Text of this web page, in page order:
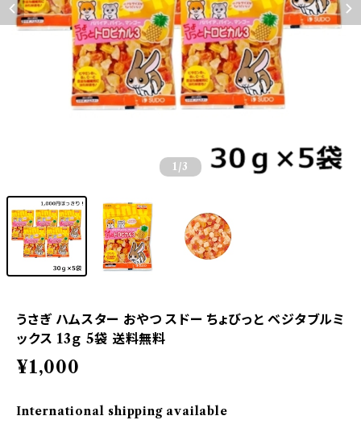
1 /3
うさぎ ハムスター おやつ スドー ちょびっと ベジタブルミ
ックス 13ｇ 5袋 送料無料
¥1,000
International shipping available